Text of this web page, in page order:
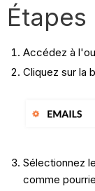
Étapes
Accédez à
Cliquez sur la
Sélectionnez
comme